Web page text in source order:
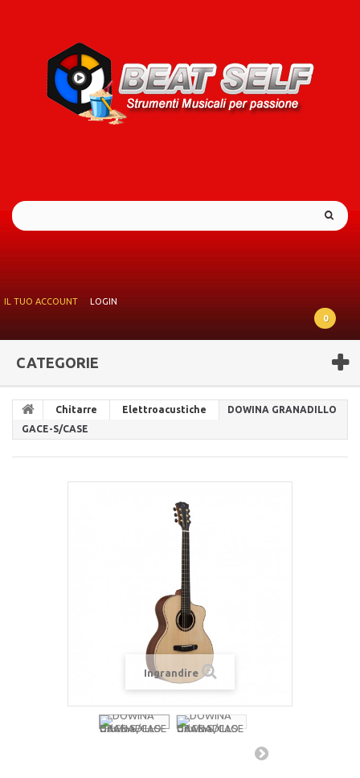
IL TUO ACCOUNT
LOGIN
0
CATEGORIE
Chitarre Elettroacustiche
DOWINA GRANADILLO
GACE-S/CASE
Ingrandire